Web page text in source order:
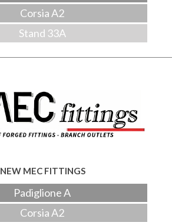
Corsia A2
Stand 33A
NEW MEC FITTINGS
Padiglione A
Corsia A2